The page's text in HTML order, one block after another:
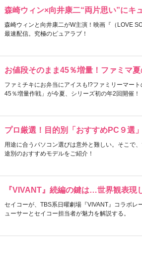
森崎ウィン×向井康二“両片思い”にキ
森崎ウィンと向井康二がW主演！映画『（LOVE
最速配信。究極のピュアラブ！
お値段そのまま45％増量！ファミマ
ファミチキにお弁当にアイスも!?ファミリーマー
45％増量作戦」が今夏、シリーズ初の年2回開催！
プロ厳選！目的別「おすすめPC９選
用途に合うパソコン選びは意外と難しい。そこで
途別のおすすめモデルをご紹介！
『VIVANT』続編の鍵は…世界観表現
セイコーが、TBS系日曜劇場『VIVANT』コラボレ
ューサーとセイコー担当者が魅力を解説する。